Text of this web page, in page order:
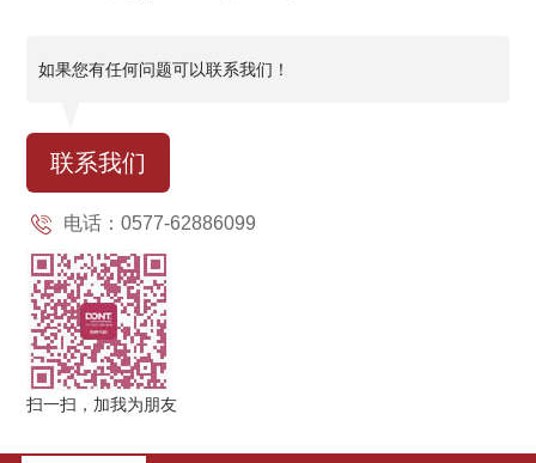
如果您有任何问题可以联系我们！
联系我们
电话：0577-62886099
扫一扫，加我为朋友